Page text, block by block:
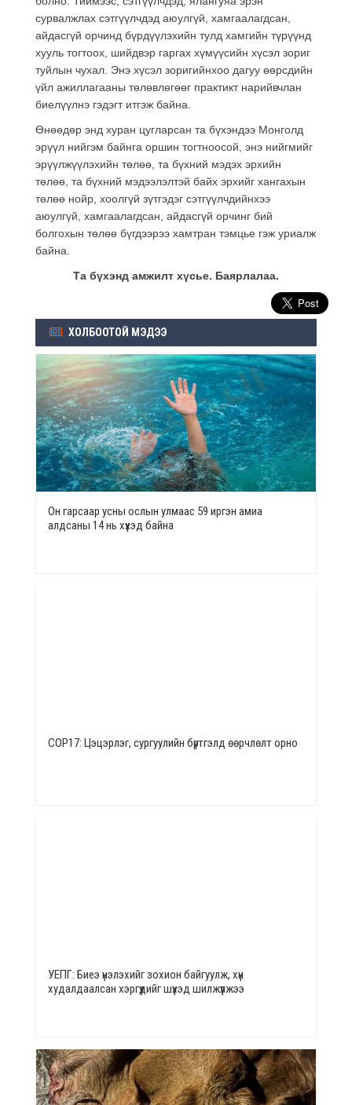
сурвалжлах сэтгүүлчдэд аюулгүй, хамгаалагдсан,
айдасгүй орчинд бүрдүүлэхийн тулд хамгийн түрүүнд
хууль тогтоох, шийдвэр гаргах хүмүүсийн хүсэл зориг
туйлын чухал. Энэ хүсэл зоригийнхоо дагуу өөрсдийн
үйл ажиллагааны төлөвлөгөөг практикт нарийвчлан
биелүүлнэ гэдэгт итгэж байна.
Өнөөдөр энд хуран цугларсан та бүхэндээ Монголд
эрүүл нийгэм байнга оршин тогтноосой, энэ нийгмийг
эрүүлжүүлэхийн төлөө, та бүхний мэдэх эрхийн
төлөө, та бүхний мэдээлэлтэй байх эрхийг хангахын
төлөө нойр, хоолгүй зүтгэдэг сэтгүүлчдийнхээ
аюулгүй, хамгаалагдсан, айдасгүй орчинг бий
болгохын төлөө бүгдээрээ хамтран тэмцье гэж уриалж
байна.
Та бүхэнд амжилт хүсье. Баярлалаа.
ХОЛБООТОЙ МЭДЭЭ
Он гарсаар усны ослын улмаас 59 иргэн амиа
алдсаны 14 нь хүүхэд байна
СОР17: Цэцэрлэг, сургуулийн бүртгэлд өөрчлөлт орно
УЕПГ: Биеэ үнэлэхийг зохион байгуулж, хүн
худалдаалсан хэргүүдийг шүүхэд шилжүүлжээ